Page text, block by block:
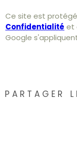
Ce site est protégé
Confidentialité et
Google
PARTAGER